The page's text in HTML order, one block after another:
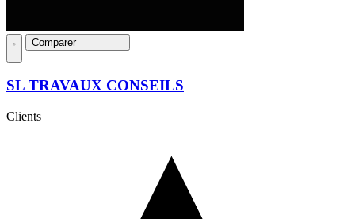
Comparer
SL TRAVAUX CONSEILS
Clients